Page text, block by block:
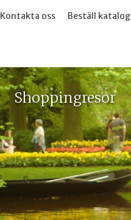
Kontakta oss Beställ katalog
Shoppingresor